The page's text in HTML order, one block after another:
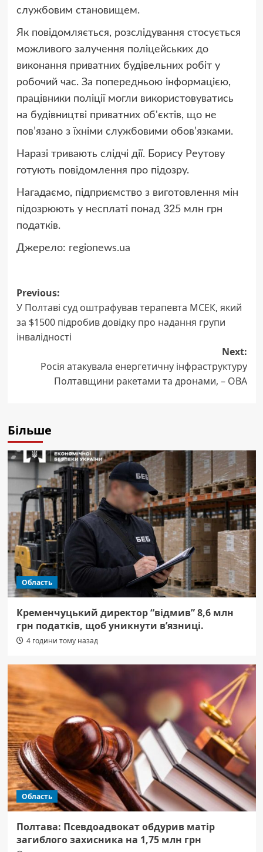
службовим становищем.
Як повідомляється, розслідування стосується
можливого залучення поліцейських до
виконання приватних будівельних робіт у
робочий час. За попередньою інформацією,
працівники поліції могли використовуватись
на будівництві приватних об'єктів, що не
пов’язано з їхніми службовими обов’язками.
Наразі тривають слідчі дії. Борису Реутову
готують повідомлення про підозру.
Нагадаємо, підприємство з виготовлення мін
підозрюють у несплаті понад 325 млн грн
податків.
Джерело: regionews.ua
Post
navigation
Previous:
У Полтаві суд оштрафував терапевта МСЕК, який
за $1500 підробив довідку про надання групи
інвалідності
Next:
Росія атакувала енергетичну інфраструктуру
Полтавщини ракетами та дронами, – ОВА
Більше
Область
Кременчуцький директор “відмив” 8,6 млн
грн податків, щоб уникнути в’язниці.
4 години тому назад
Область
Полтава: Псевдоадвокат обдурив матір
загиблого захисника на 1,75 млн грн